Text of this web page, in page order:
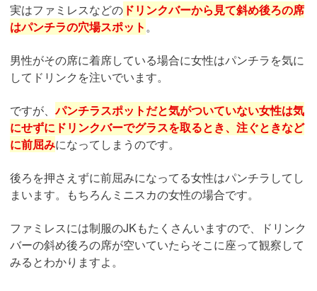
実はファミレスなどの ドリンクバーから見て斜め後ろの席
はパンチラの穴場スポット。
男性がその席に着席している場合に女性はパンチラを気に
してドリンクを注いでいます。
ですが、パンチラスポットだと気がついていない女性は気
にせずにドリンクバーでグラスを取るとき、注ぐときなど
に前屈みになってしまうのです。
後ろを押さえずに前屈みになってる女性はパンチラしてし
まいます。もちろんミニスカの女性の場合です。
ファミレスには制服のJKもたくさんいますので、ドリンク
バーの斜め後ろの席が空いていたらそこに座って観察して
みるとわかりますよ。